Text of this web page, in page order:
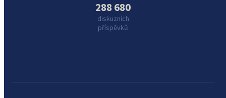
288 680
diskuzních
příspěvků